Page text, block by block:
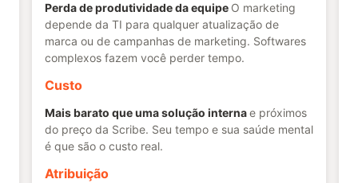
Perda de produtividade da equipe O marketing
depende da TI para qualquer atualização de
marca ou de campanhas de marketing. Softwares
complexos fazem você perder tempo.
Custo
Mais barato que uma solução internae próximos
do preço da Scribe. Seu tempo e sua saúde mental
é que são o custo real.
Atribuição